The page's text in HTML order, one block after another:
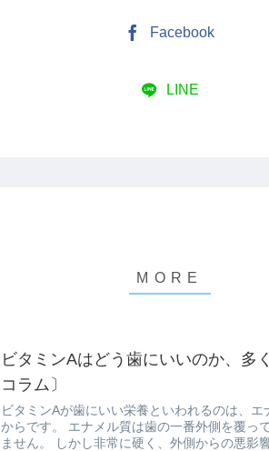
Facebook
LINE
ビタミンAはどう歯にいいのか、多
コラム〕
ビタミンAが歯にいい栄養といわれるのは、
からです。 エナメル質は歯の一番外側を覆っ
ません。 しかし非常に硬く、外側からの悪影